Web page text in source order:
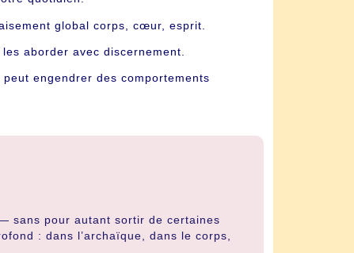
global corps, cœur, esprit.
aborder avec discernement.
peut engendrer des comportements
sans pour autant sortir de certaines
: dans l’archaïque, dans le corps,